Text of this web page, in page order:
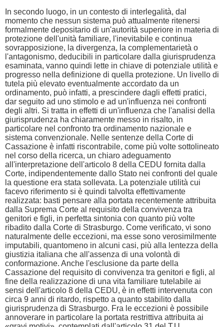
In secondo luogo, in un contesto di interlegalità, dal
momento che nessun sistema può attualmente ritenersi
formalmente depositario di un'autorità superiore in materia di
protezione dell'unità familiare, l'inevitabile e continua
sovrapposizione, la divergenza, la complementarietà o
l'antagonismo, deducibili in particolare dalla giurisprudenza
esaminata, vanno quindi lette in chiave di potenziale utilità e
progresso nella definizione di quella protezione. Un livello di
tutela più elevato eventualmente accordato da un
ordinamento, può infatti, a prescindere dagli effetti pratici,
dar seguito ad uno stimolo e ad un'influenza nei confronti
degli altri. Si tratta in effetti di un'influenza che l'analisi della
giurisprudenza ha chiaramente messo in risalto, in
particolare nel confronto tra ordinamento nazionale e
sistema convenzionale. Nelle sentenze della Corte di
Cassazione è infatti riscontrabile, come più volte sottolineato
nel corso della ricerca, un chiaro adeguamento
all'interpretazione dell'articolo 8 della CEDU fornita dalla
Corte, indipendentemente dallo Stato nei confronti del quale
la questione era stata sollevata. La potenziale utilità cui
facevo riferimento si è quindi talvolta effettivamente
realizzata: basti pensare alla portata recentemente attribuita
dalla Suprema Corte al requisito della convivenza tra
genitori e figli, in perfetta sintonia con quanto più volte
ribadito dalla Corte di Strasburgo. Come verificato, vi sono
naturalmente delle eccezioni, ma esse sono verosimilmente
imputabili, quantomeno in alcuni casi, più alla lentezza della
giustizia italiana che all'assenza di una volontà di
conformazione. Anche l'esclusione da parte della
Cassazione del requisito di convivenza tra genitori e figli, al
fine della realizzazione di una vita familiare tutelabile ai
sensi dell'articolo 8 della CEDU, è in effetti intervenuta con
circa 9 anni di ritardo, rispetto a quanto stabilito dalla
giurisprudenza di Strasburgo. Fra le eccezioni è possibile
annoverare in particolare la portata restrittiva attribuita ai